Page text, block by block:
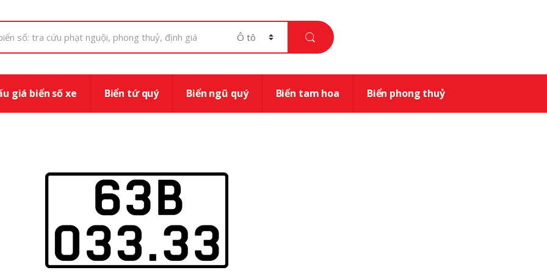
giá biển số xe Biển tứ quý Biển ngũ quý Biển tam hoa Biển phong thuỷ